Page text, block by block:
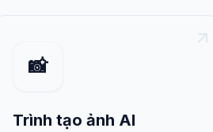
📸
Trình tạo ảnh AI